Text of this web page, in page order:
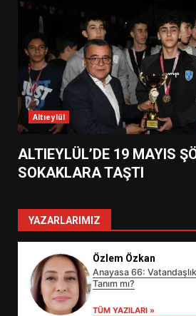
Altıeylül
ALTIEYLÜL’DE 19 MAYIS
SOKAKLARA TAŞTI
YAZARLARIMIZ
Özlem Özkan
Anayasa 66:
Tanım mı?
TÜM YAZILARI »